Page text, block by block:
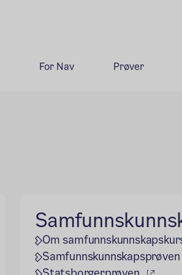
For Nav Prøver
Om
Samfunnskunnskapsprøven